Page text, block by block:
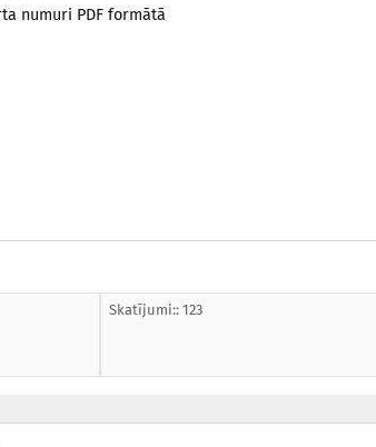
numuri PDF formātā
Skatījumi:: 123